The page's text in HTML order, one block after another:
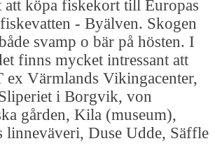
att köpa fiskekort till Europas
- Byälven. Skogen
svamp o bär på hösten. I
finns mycket intressant att
ex Värmlands Vikingacenter,
i Borgvik, von
gården, Kila (museum),
linneväveri, Duse Udde, Säffle